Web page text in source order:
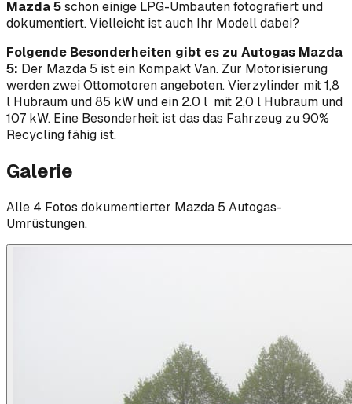
Mazda 5schon einige LPG-Umbauten fotografiert und
dokumentiert. Vielleicht ist auch Ihr Modell dabei?
Folgende Besonderheiten gibt es zu Autogas Mazda
5: Der Mazda 5 ist ein Kompakt Van. Zur Motorisierung
werden zwei Ottomotoren angeboten. Vierzylinder mit 1,8
l Hubraum und 85 kW und ein 2.0 l mit 2,0 l Hubraum und
107 kW. Eine Besonderheit ist das das Fahrzeug zu 90%
Recycling fähig ist.
Galerie
Alle 4 Fotos dokumentierter Mazda 5 Autogas-
Umrüstungen.